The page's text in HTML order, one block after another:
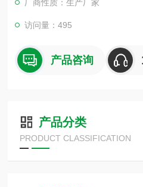
厂商性质：生产厂家
访问量：495
产品咨询
产品分类
PRODUCT CLASSIFICATION